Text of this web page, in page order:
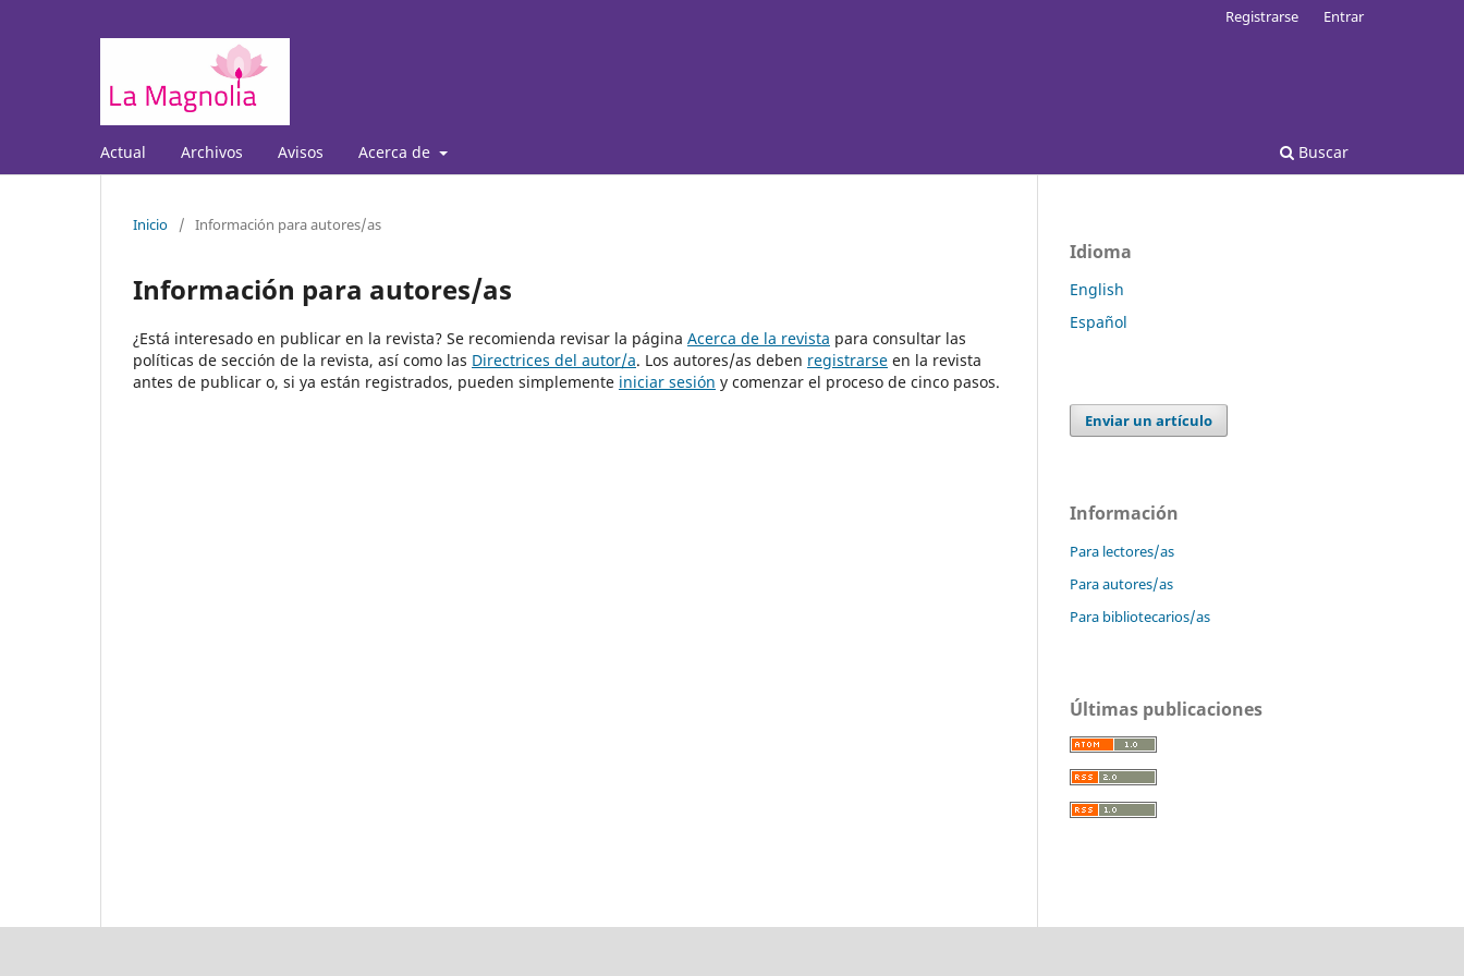
Actual Archivos Avisos Acerca de Buscar
Registrarse Entrar
Inicio / Información para autores/as
Información para autores/as
¿Está interesado en publicar en la revista? Se recomienda revisar la página Acerca de la revista para consultar las
políticas de sección de la revista, así como las Directrices del autor/a. Los autores/as deben registrarse en la revista
antes de publicar o, si ya están registrados, pueden simplemente iniciar sesión y comenzar el proceso de cinco pasos.
Idioma
English
Español
Enviar un artículo
Información
Para lectores/as
Para autores/as
Para bibliotecarios/as
Últimas publicaciones